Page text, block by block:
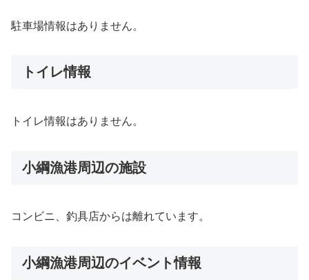
駐車場情報はありません。
トイレ情報
トイレ情報はありません。
小綱漁港周辺の施設
コンビニ、釣具店からは離れています。
小綱漁港周辺のイベント情報